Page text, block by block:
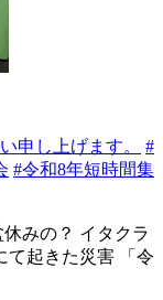
申し上げます。
#
#令和8年短時間集
みの？ イタクラ
て起きた災害 「令